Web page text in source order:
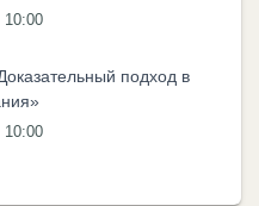
10:00
подход в
10:00